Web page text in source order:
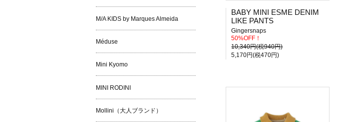
BABY MINI ESME DENIM
LIKE PANTS
Gingersnaps
50%OFF！
10,340円(税940円)
5,170円(税470円)
M/A KIDS by Marques Almeida
Méduse
Mini Kyomo
MINI RODINI
Mollini（大人ブランド）